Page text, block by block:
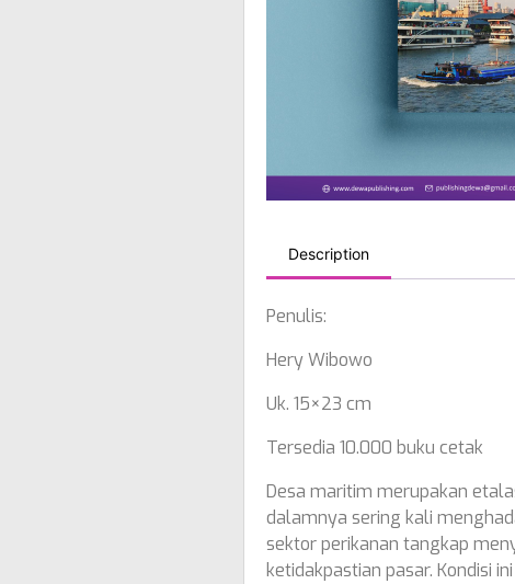
Description
Penulis:
Hery Wibowo
Uk. 15×23 cm
Tersedia 10.000 buku cetak
Desa maritim merupakan
dalamnya sering kali
sektor perikanan tangkap
ketidakpastian pasar. Kondisi